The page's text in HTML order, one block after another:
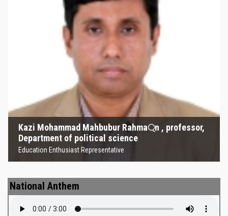
Kazi Mohammad Mahbubur Rahma্‌n , professor,
Department of political science
Education Enthusiast Representative
Kazi Mohammad Mahbubur
Rahma্‌n , professor, Department
of political science
Education Enthusiast Representative
National Anthem